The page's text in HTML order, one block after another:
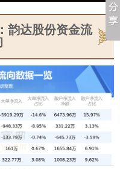
块链 大全
韵达股份资金流